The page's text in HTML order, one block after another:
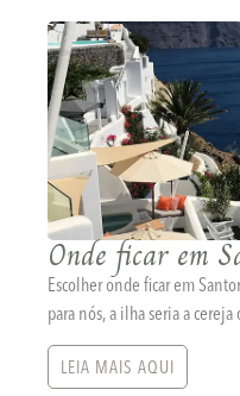
Onde ficar em
Escolher onde ficar em
para nós, a ilha seria a cereja
LEIA MAIS AQUI